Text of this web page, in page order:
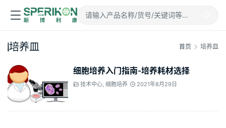
培养皿 首页 培养皿
细胞培养入门指南-培养耗材选择
技术中心, 细胞培养 2021年8月29日